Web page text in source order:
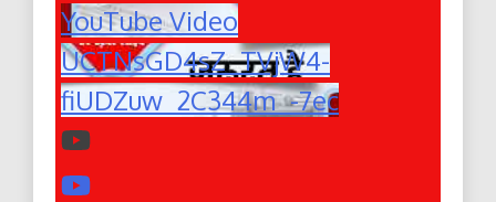
YouTube Video
UCTNsGD4sZ_TVjW4-
fiUDZuw_2C344m_-7ec